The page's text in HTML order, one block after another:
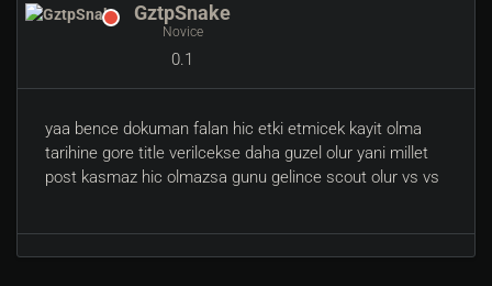
GztpSnake
Novice
0.1
yaa bence dokuman falan hic etki etmicek kayit olma
tarihine gore title verilcekse daha guzel olur yani millet
post kasmaz hic olmazsa gunu gelince scout olur vs vs